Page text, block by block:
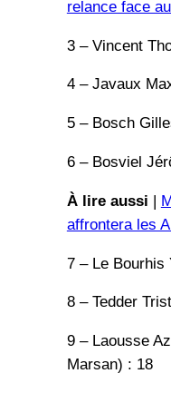
relance face
3 – Vincent
4 – Javaux
5 – Bosch
6 – Bosviel
À lire aussi |
affrontera les
7 – Le Bourhis
8 – Tedder
9 – Laousse
Marsan) : 18